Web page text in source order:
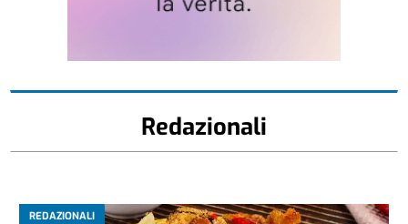
Redazionali
REDAZIONALI